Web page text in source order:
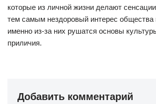
которые из личной жизни делают
тем самым нездоровый интерес общества
именно из-за них рушатся основы
приличия.
Добавить комментарий